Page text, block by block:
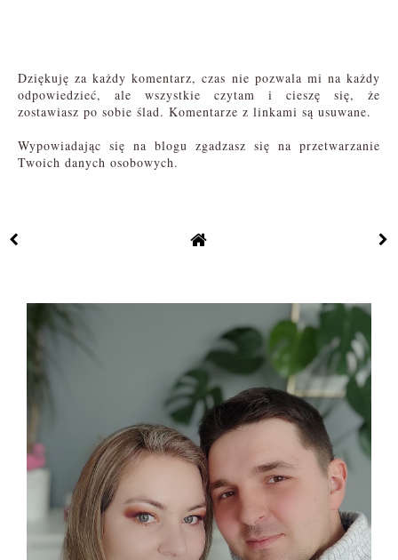
Dziękuję za każdy komentarz, czas nie pozwala mi na każdy
odpowiedzieć, ale wszystkie czytam i cieszę się, że
zostawiasz po sobie ślad. Komentarze z linkami są usuwane.
Wypowiadając się na blogu zgadzasz się na przetwarzanie
Twoich danych osobowych.